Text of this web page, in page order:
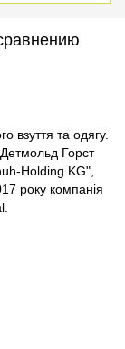
взуття та одягу.
Горст
Holding KG",
року компанія